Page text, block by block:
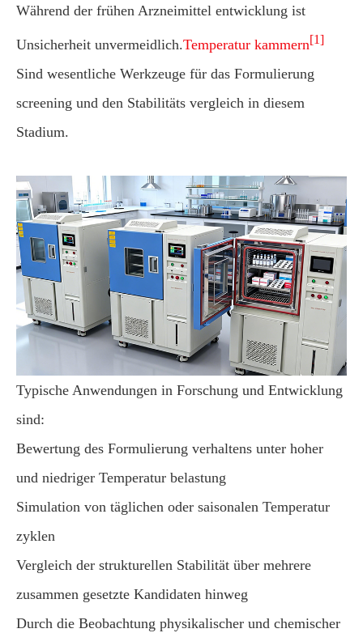
Während der frühen Arzneimittel entwicklung ist
Unsicherheit unvermeidlich.Temperatur kammern[1]
Sind wesentliche Werkzeuge für das Formulierung
screening und den Stabilitäts vergleich in diesem
Stadium.
Typische Anwendungen in Forschung und Entwicklung
sind:
Bewertung des Formulierung verhaltens unter hoher
und niedriger Temperatur belastung
Simulation von täglichen oder saisonalen Temperatur
zyklen
Vergleich der strukturellen Stabilität über mehrere
zusammen gesetzte Kandidaten hinweg
Durch die Beobachtung physikalischer und chemischer